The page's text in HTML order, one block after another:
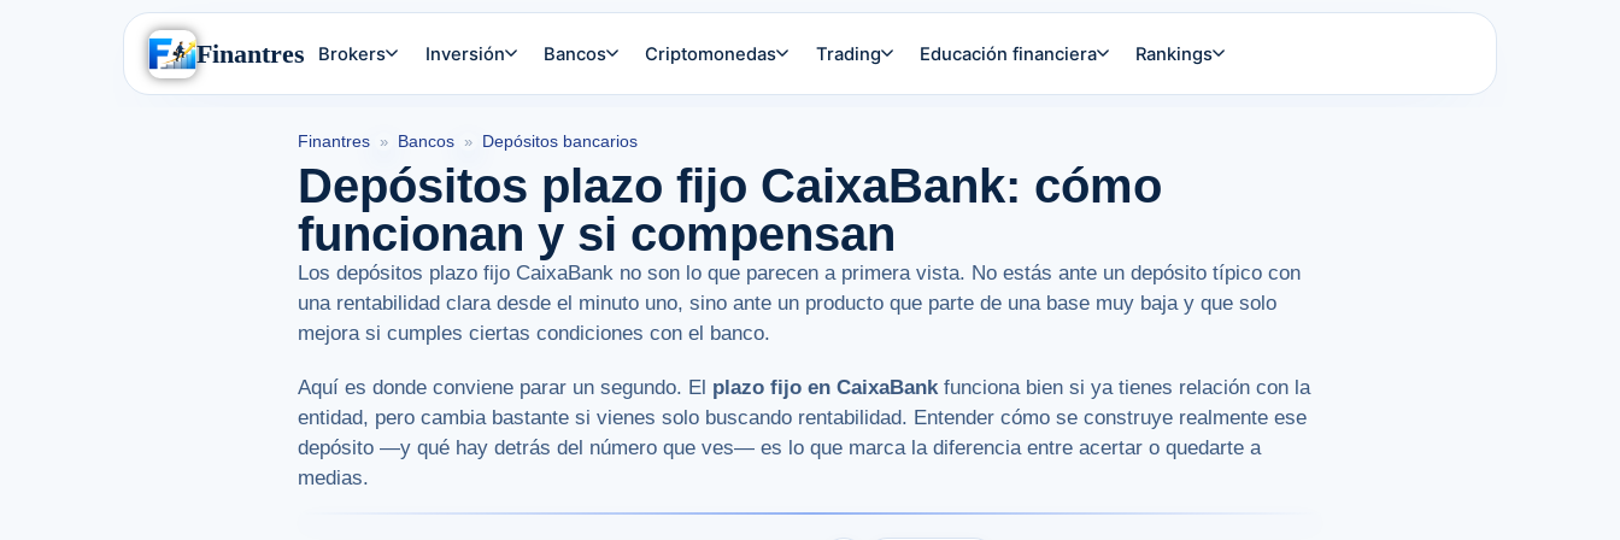
Finantres Brokers Inversión Bancos Criptomonedas Trading Educación financiera Rankings
Finantres » Bancos » Depósitos bancarios
Depósitos plazo fijo CaixaBank: cómo
funcionan y si compensan
Los depósitos plazo fijo CaixaBank no son lo que parecen a primera vista. No estás ante un depósito típico con
una rentabilidad clara desde el minuto uno, sino ante un producto que parte de una base muy baja y que solo
mejora si cumples ciertas condiciones con el banco.
Aquí es donde conviene parar un segundo. El plazo fijo en CaixaBankfunciona bien si ya tienes relación con la
entidad, pero cambia bastante si vienes solo buscando rentabilidad. Entender cómo se construye realmente ese
depósito —y qué hay detrás del número que ves— es lo que marca la diferencia entre acertar o quedarte a
medias.